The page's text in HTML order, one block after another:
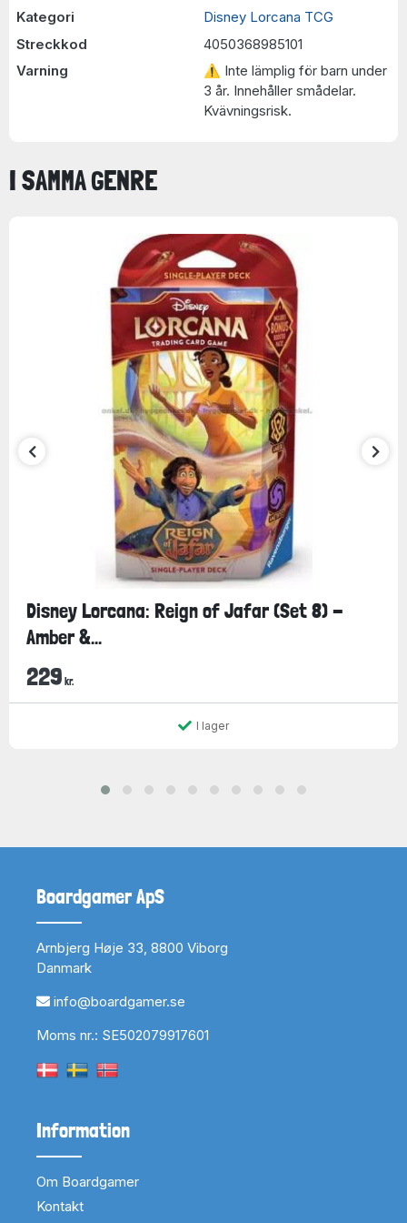
Kategori
Disney Lorcana TCG
Streckkod
4050368985101
Varning
⚠ Inte lämplig för barn under
3 år. Innehåller smådelar.
Kvävningsrisk.
I SAMMA GENRE
Disney Lorcana: Reign of Jafar (Set 8) -
Amber &...
229 kr.
I lager
Boardgamer ApS
Arnbjerg Høje 33, 8800 Viborg
Danmark
info@boardgamer.se
Moms nr.: SE502079917601
Information
Om Boardgamer
Kontakt